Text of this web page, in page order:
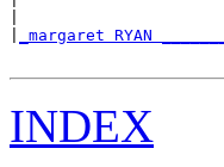
_margaret RYAN
INDEX